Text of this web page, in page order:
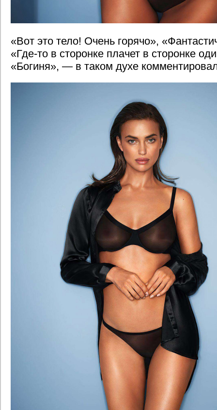
«Вот это тело! Очень горячо»,
«Где-то в сторонке плачет в сторонке
«Богиня», — в таком духе